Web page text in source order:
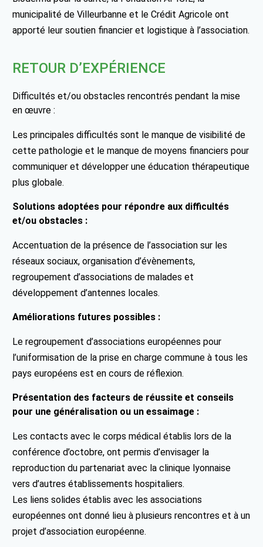
municipalité de Villeurbanne et le Crédit Agricole ont
apporté leur soutien financier et logistique à l’association.
RETOUR D’EXPÉRIENCE
Difficultés et/ou obstacles rencontrés pendant la mise
en œuvre :
Les principales difficultés sont le manque de visibilité de
cette pathologie et le manque de moyens financiers pour
communiquer et développer une éducation thérapeutique
plus globale.
Solutions adoptées pour répondre aux difficultés
et/ou obstacles :
Accentuation de la présence de l’association sur les
réseaux sociaux, organisation d’évènements,
regroupement d’associations de malades et
développement d’antennes locales.
Améliorations futures possibles :
Le regroupement d’associations européennes pour
l’uniformisation de la prise en charge commune à tous les
pays européens est en cours de réflexion.
Présentation des facteurs de réussite et conseils
pour une généralisation ou un essaimage :
Les contacts avec le corps médical établis lors de la
conférence d’octobre, ont permis d’envisager la
reproduction du partenariat avec la clinique lyonnaise
vers d’autres établissements hospitaliers.
Les liens solides établis avec les associations
européennes ont donné lieu à plusieurs rencontres et à un
projet d’association européenne.